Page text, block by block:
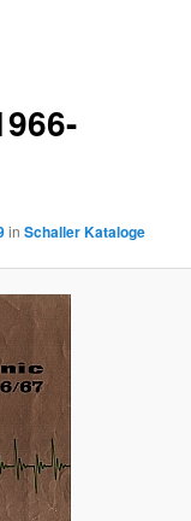
inSchaller Kataloge